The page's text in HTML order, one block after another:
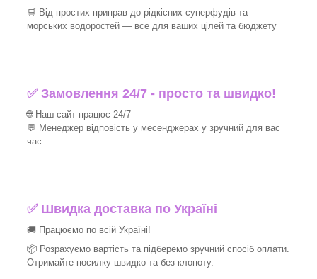
🛒 Від простих приправ до рідкісних суперфудів та
морських водоростей — все для ваших цілей та бюджету
✅ Замовлення 24/7 - просто та швидко!
🌐 Наш сайт працює 24/7
💬 Менеджер відповість у месенджерах у зручний для вас
час.
✅Швидка доставка по Україні
🚚 Працюємо по всій Україні!
📦 Розрахуємо вартість та підберемо зручний спосіб оплати.
Отримайте посилку швидко та без клопоту.